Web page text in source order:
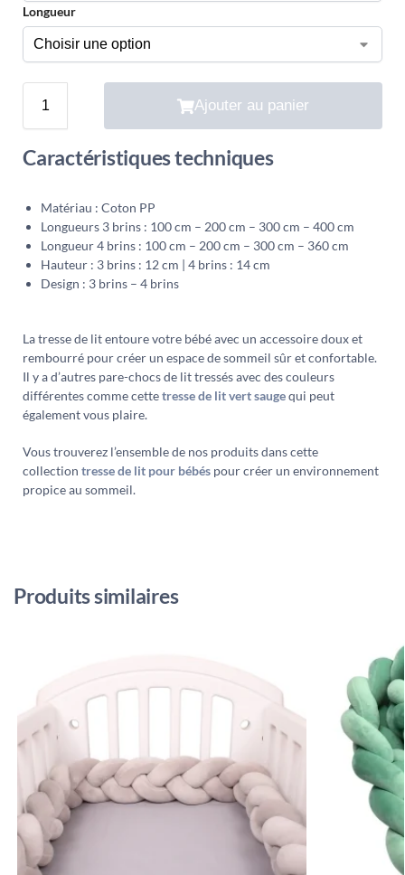
Longueur
Ajouter au panier
Caractéristiques techniques
Matériau : Coton PP
Longueurs 3 brins : 100 cm – 200 cm – 300 cm – 400 cm
Longueur 4 brins : 100 cm – 200 cm – 300 cm – 360 cm
Hauteur : 3 brins : 12 cm | 4 brins : 14 cm
Design : 3 brins – 4 brins
La tresse de lit entoure votre bébé avec un accessoire doux et
rembourré pour créer un espace de sommeil sûr et confortable.
Il y a d’autres pare-chocs de lit tressés avec des couleurs
différentes comme cettetresse de lit vert saugequi peut
également vous plaire.
Vous trouverez l’ensemble de nos produits dans cette
collection tresse de lit pour bébés pour créer un environnement
propice au sommeil.
Produits similaires